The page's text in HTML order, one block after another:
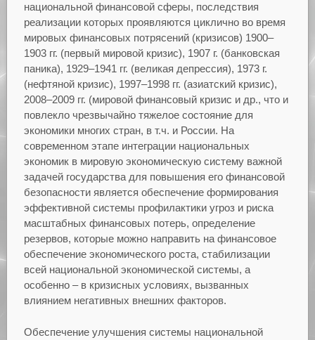
национальной финансовой сферы, последствия
реализации которых проявляются циклично во время
мировых финансовых потрясений (кризисов) 1900–
1903 гг. (первый мировой кризис), 1907 г. (банковская
паника), 1929–1941 гг. (великая депрессия), 1973 г.
(нефтяной кризис), 1997–1998 гг. (азиатский кризис),
2008–2009 гг. (мировой финансовый кризис и др., что и
повлекло чрезвычайно тяжелое состояние для
экономики многих стран, в т.ч. и России. На
современном этапе интеграции национальных
экономик в мировую экономическую систему важной
задачей государства для повышения его финансовой
безопасности является обеспечение формирования
эффективной системы профилактики угроз и риска
масштабных финансовых потерь, определение
резервов, которые можно направить на финансовое
обеспечение экономического роста, стабилизации
всей национальной экономической системы, а
особенно – в кризисных условиях, вызванных
влиянием негативных внешних факторов.
Обеспечение улучшения системы национальной